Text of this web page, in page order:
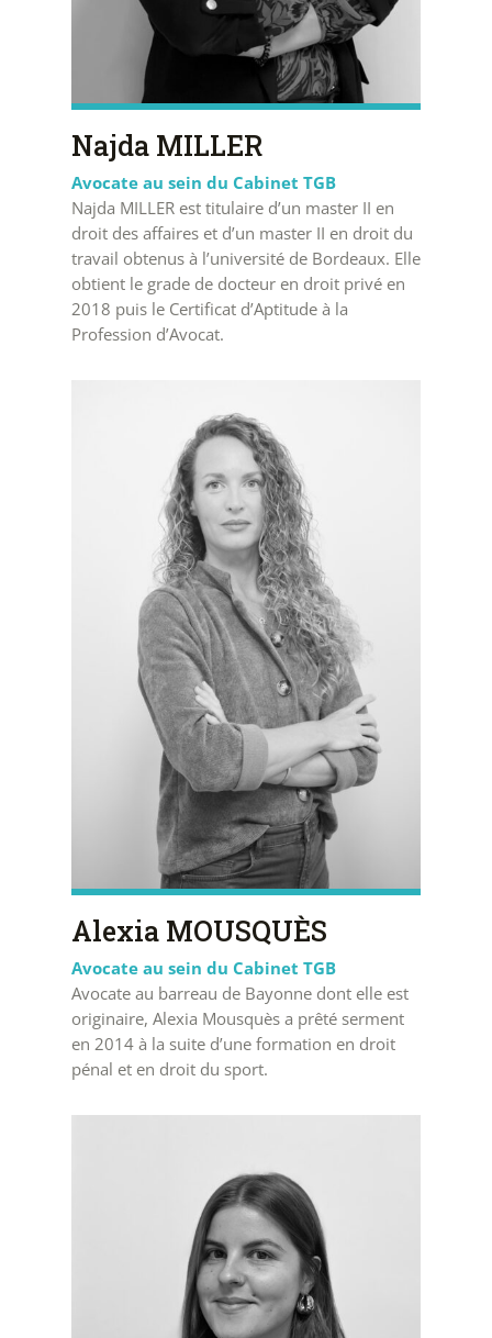
Najda MILLER
Avocate au sein du Cabinet TGB
Najda MILLER est titulaire d’un master II en
droit des affaires et d’un master II en droit du
travail obtenus à l’université de Bordeaux. Elle
obtient le grade de docteur en droit privé en
2018 puis le Certificat d’Aptitude à la
Profession d’Avocat.
Alexia MOUSQUÈS
Avocate au sein du Cabinet TGB
Avocate au barreau de Bayonne dont elle est
originaire, Alexia Mousquès a prêté serment
en 2014 à la suite d’une formation en droit
pénal et en droit du sport.